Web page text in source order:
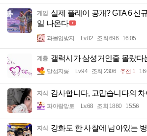
게임
실제 플레이 공개? GTA 6 신
일 나온다
과몰입방지 Lv.82 조회 696 16:05
계층 갤럭시가 삼성거인줄 몰랐다
달섭지롱 Lv.94 조회 2306 추천 1
지식 감사합니다, 고맙습니다의 차
파아랑망토 Lv.68 조회 1880 15:56
지식 강화도 한 사찰에 남아있는